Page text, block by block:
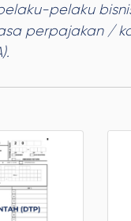
pelaku
perpajakan /